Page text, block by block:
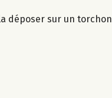
déposer sur un torchon